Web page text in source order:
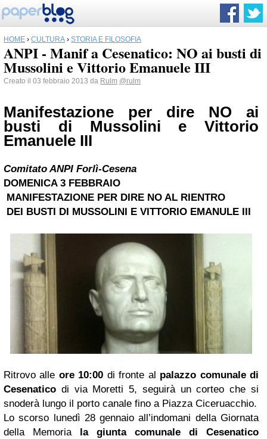
HOME › CULTURA › STORIA E FILOSOFIA
ANPI - Manif a Cesenatico: NO ai busti di
Mussolini e Vittorio Emanuele III
Creato il 03 febbraio 2013 da Rulm @rulm
Manifestazione per dire NO ai
busti di Mussolini e Vittorio
Emanuele III
Comitato ANPI Forlì-Cesena
DOMENICA 3 FEBBRAIO
MANIFESTAZIONE PER DIRE NO AL RIENTRO
DEI BUSTI DI MUSSOLINI E VITTORIO EMANULE III
Ritrovo alle ore 10:00 di fronte al palazzo comunale di
Cesenatico di via Moretti 5, seguirà un corteo che si
snoderà lungo il porto canale fino a Piazza Ciceruacchio.
Lo scorso lunedì 28 gennaio all’indomani della Giornata
della Memoriala giunta comunale di Cesenatico